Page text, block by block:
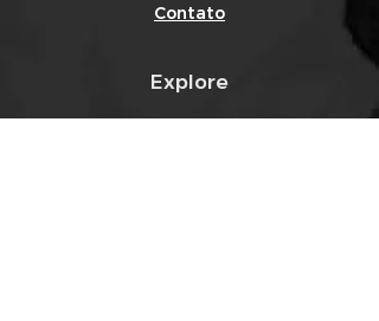
Contato
Explore